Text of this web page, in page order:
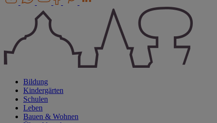
Bildung
Kindergärten
Schulen
Leben
Bauen & Wohnen